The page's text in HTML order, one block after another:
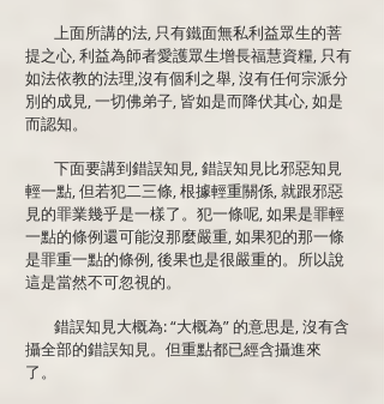
上面所講的法, 只有鐵面無私利益眾生的菩
提之心, 利益為師者愛護眾生增長福慧資糧, 只有
如法依教的法理,沒有個利之舉, 沒有任何宗派分
別的成見, 一切佛弟子, 皆如是而降伏其心, 如是
而認知。
下面要講到錯誤知見, 錯誤知見比邪惡知見
輕一點, 但若犯二三條, 根據輕重關係, 就跟邪惡
見的罪業幾乎是一樣了。犯一條呢, 如果是罪輕
一點的條例還可能沒那麼嚴重, 如果犯的那一條
是罪重一點的條例, 後果也是很嚴重的。所以說
這是當然不可忽視的。
錯誤知見大概為: “大概為” 的意思是, 沒有含
攝全部的錯誤知見。但重點都已經含攝進來
了。